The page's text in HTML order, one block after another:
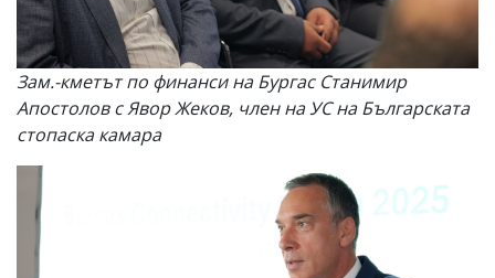
Зам.-кметът по финанси на Бургас Станимир
Апостолов с Явор Жеков, член на УС на Българската
стопаска камара